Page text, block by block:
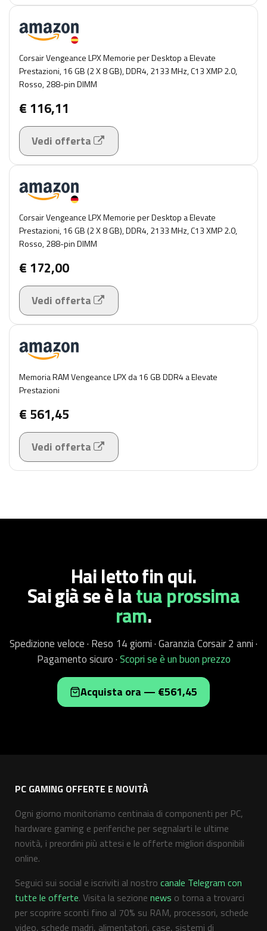
Corsair Vengeance LPX Memorie per Desktop a Elevate
Prestazioni, 16 GB (2 X 8 GB), DDR4, 2133 MHz, C13 XMP 2.0,
Rosso, 288-pin DIMM
€ 116,11
Vedi offerta
Corsair Vengeance LPX Memorie per Desktop a Elevate
Prestazioni, 16 GB (2 X 8 GB), DDR4, 2133 MHz, C13 XMP 2.0,
Rosso, 288-pin DIMM
€ 172,00
Vedi offerta
Memoria RAM Vengeance LPX da 16 GB DDR4 a Elevate
Prestazioni
€ 561,45
Vedi offerta
Hai letto fin qui.
Sai già se èlatua prossima
ram.
Spedizione veloce · Reso 14 giorni · Garanzia Corsair 2 anni ·
Pagamento sicuro ·Scopri se è un buon prezzo
Acquista ora — €561,45
PC GAMING OFFERTE E NOVITÀ
Ogni giorno monitoriamo centinaia di componenti per PC,
hardware gaming e periferiche per segnalarti le ultime
novità, i preordini più attesi e le offerte migliori disponibili
online.
Seguici sui social e iscriviti al nostro canale Telegram con
tutte le offerte. Visita la sezione news o torna a trovarci
per scoprire sconti fino al 70% su RAM, processori, schede
video, schede madri, alimentatori, case, sistemi di